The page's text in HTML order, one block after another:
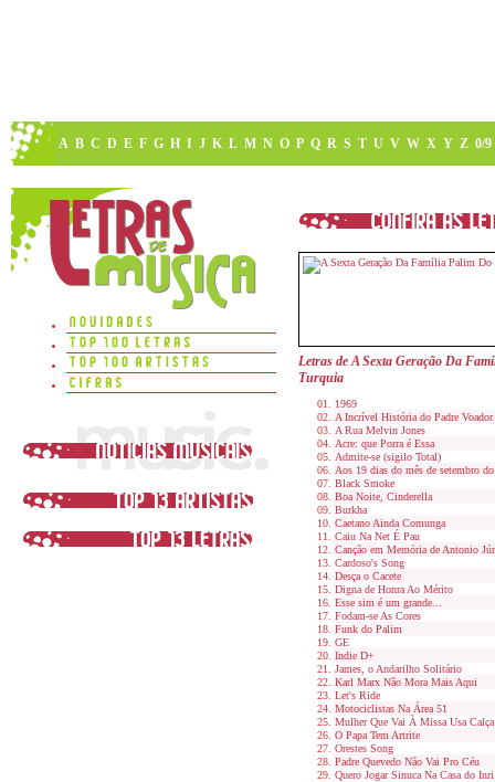
A B C D E F G H I J K L M N O P Q R S T U V W X Y Z 0/9
Letras de A Sexta Geração Da
Turquia
1969
A Incrível História do Padre Voador
A Rua Melvin Jones
Acre: que Porra é Essa
Admite-se (sigilo Total)
Aos 19 dias do mês de setembro
Black Smoke
Boa Noite, Cinderella
Burkha
Caetano Ainda Comunga
Caiu Na Net É Pau
Canção em Memória de Antonio
Cardoso's Song
Desça o Cacete
Digna de Honra Ao Mérito
Esse sim é um grande...
Fodam-se As Cores
Funk do Palim
GE
Indie D+
James, o Andarilho Solitário
Karl Marx Não Mora Mais Aqui
Let's Ride
Motociclistas Na Área 51
Mulher Que Vai À Missa Usa Calça
O Papa Tem Artrite
Orestes Song
Padre Quevedo Não Vai Pro Céu
Quero Jogar Sinuca Na Casa do Inri